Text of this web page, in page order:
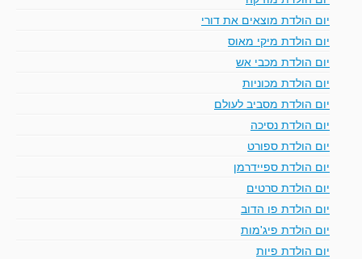
יום הולדת מוצאים את דורי
יום הולדת מיקי מאוס
יום הולדת מכבי אש
יום הולדת מכוניות
יום הולדת מסביב לעולם
יום הולדת נסיכה
יום הולדת ספורט
יום הולדת ספיידרמן
יום הולדת סרטים
יום הולדת פו הדוב
יום הולדת פיג'מות
יום הולדת פיות